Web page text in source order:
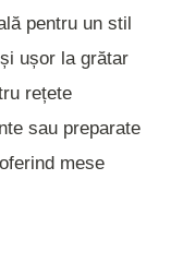
pentru un stil
ușor la grătar
rețete
sau preparate
mese